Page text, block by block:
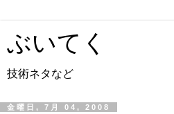
ぶいてく
技術ネタなど
金曜日, 7月 04, 2008